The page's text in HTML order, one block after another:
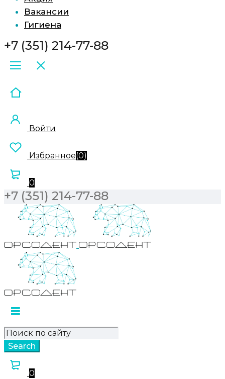
Вакансии
Гигиена
+7 (351) 214-77-88
Войти
Избранное(0)
0
+7 (351) 214-77-88
0